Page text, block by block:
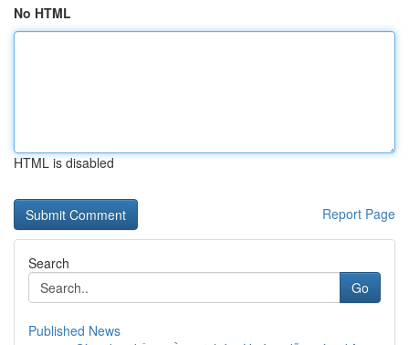
No HTML
HTML is disabled
Report Page
Search
Go
Published News